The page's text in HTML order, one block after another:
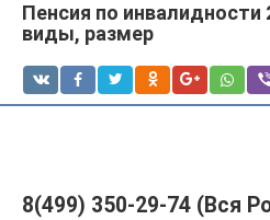
Пенсия по инвалидности
виды, размер
8(499) 350-29-74 (Вся